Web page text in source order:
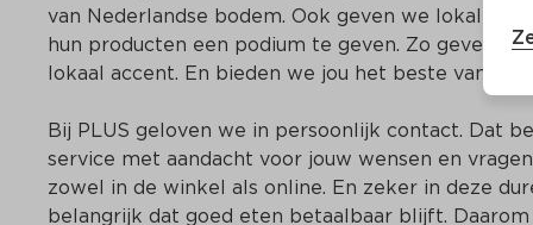
van Nederlandse bodem. Ook geven we lokale
hun producten een podium te geven. Zo geven
lokaal accent. En bieden we jou het beste van
Bij PLUS geloven we in persoonlijk contact. Dat
service met aandacht voor jouw wensen en
zowel in de winkel als online. En zeker in deze
belangrijk dat goed eten betaalbaar blijft.